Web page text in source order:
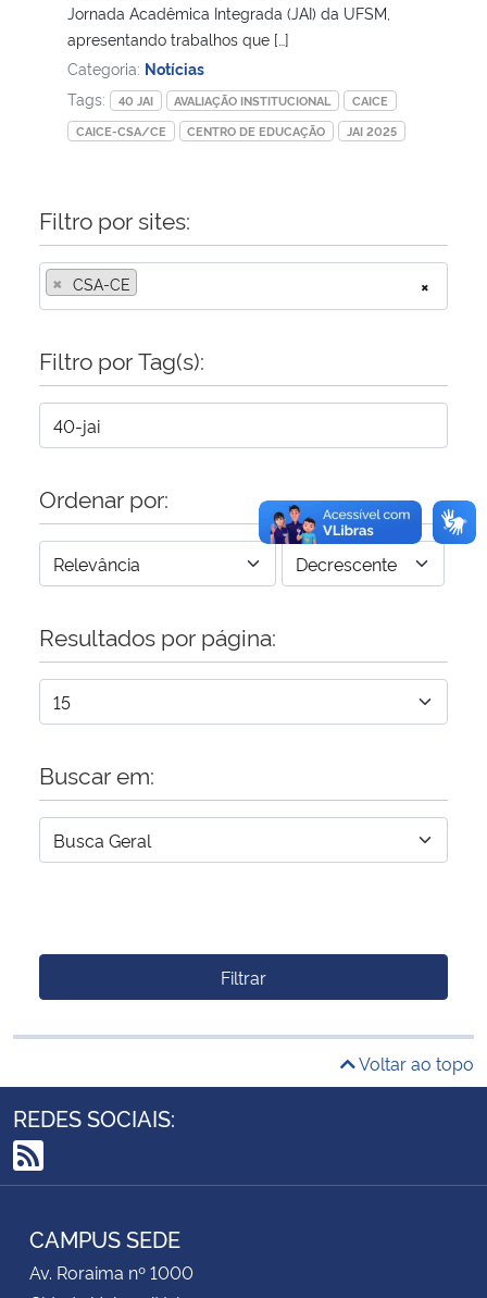
Ministério da Ciência, Tecnologia, Inovações e Comunicações
Ministério do Meio Ambiente
Ministério do Turismo
Ministério da Mulher, da Família e dos Direitos Humanos
Secretaria-Geral
Secretaria de Governo
Gabinete de Segurança Institucional
Advocacia-Geral da União
Planalto
Jornada Acadêmica Integrada (JAI) da UFSM,
apresentando trabalhos que […]
Categoria: Notícias
Tags:
40 JAI AVALIAÇÃO INSTITUCIONAL
CAICE
CAICE-CSA/CE
CENTRO DE EDUCAÇÃO JAI 2025
Filtro por sites:
×
× CSA-CE
Filtro por Tag(s):
Ordenar por:
Resultados por página:
Buscar em:
Filtrar
Voltar ao topo
REDES SOCIAIS:
RSS
CAMPUS SEDE
Av. Roraima nº 1000